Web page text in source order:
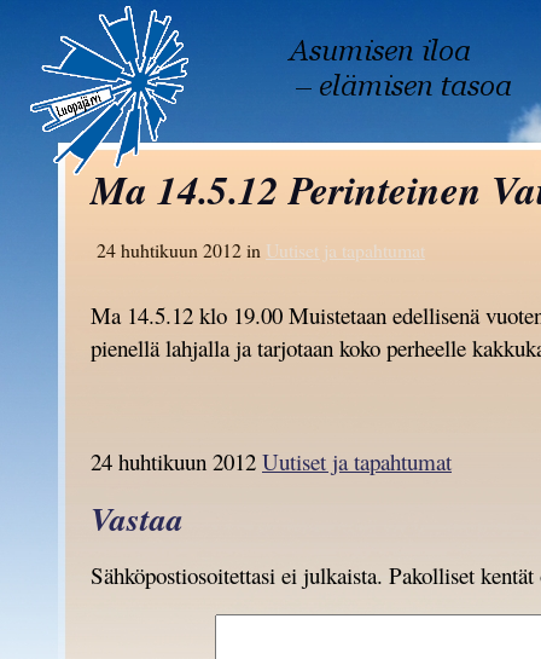
Ma 14.5.12 Perinteinen
24 huhtikuun 2012 in Uutiset ja tapahtumat
Ma 14.5.12 klo 19.00 Muistetaan edellisenä
pienellä lahjalla ja tarjotaan koko perheelle
24 huhtikuun 2012 Uutiset ja tapahtumat
Vastaa
Sähköpostiosoitettasi ei julkaista. Pakolliset